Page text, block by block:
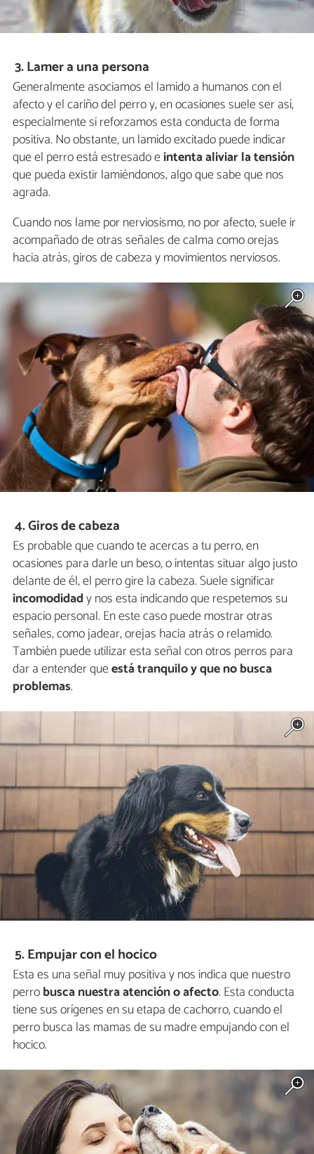
3. Lamer a una persona
Generalmente asociamos el lamido a humanos con el
afecto y el cariño del perro y, en ocasiones suele ser así,
especialmente si reforzamos esta conducta de forma
positiva. No obstante, un lamido excitado puede indicar
que el perro está estresado eintenta aliviar la tensión
que pueda existir lamiéndonos, algo que sabe que nos
agrada.
Cuando nos lame por nerviosismo, no por afecto, suele ir
acompañado de otras señales de calma como orejas
hacia atrás, giros de cabeza y movimientos nerviosos.
4. Giros de cabeza
Es probable que cuando te acercas a tu perro, en
ocasiones para darle un beso, o intentas situar algo justo
delante de él, el perro gire la cabeza. Suele significar
incomodidady nos esta indicando que respetemos su
espacio personal. En este caso puede mostrar otras
señales, como jadear, orejas hacia atrás o relamido.
También puede utilizar esta señal con otros perros para
dar a entender queestá tranquilo y que no busca
problemas.
5. Empujar con el hocico
Esta es una señal muy positiva y nos indica que nuestro
perrobusca nuestra atención o afecto. Esta conducta
tiene sus orígenes en su etapa de cachorro, cuando el
perro busca las mamas de su madre empujando con el
hocico.